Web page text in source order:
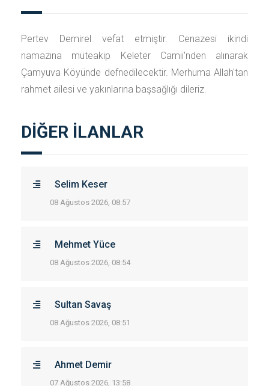
Pertev Demirel vefat etmiştir. Cenazesi ikindi
namazına müteakip Keleter Camii'nden alınarak
Çamyuva Köyünde defnedilecektir. Merhuma Allah'tan
rahmet ailesi ve yakınlarına başsağlığı dileriz.
DİĞER İLANLAR
Selim Keser
08 Ağustos 2026, 08:57
Mehmet Yüce
08 Ağustos 2026, 08:54
Sultan Savaş
08 Ağustos 2026, 08:51
Ahmet Demir
07 Ağustos 2026, 13:58